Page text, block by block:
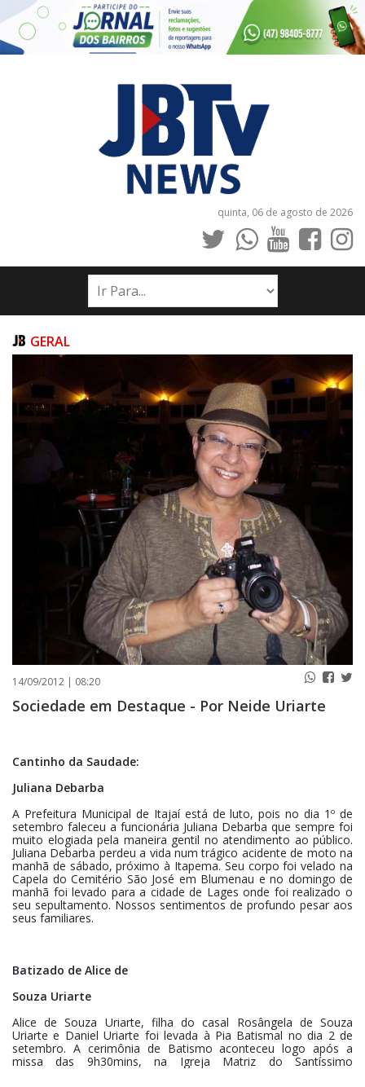
quinta, 06 de agosto de 2026
INÍCIO
NOTÍCIAS
CONTATO
GERAL
14/09/2012 | 08:20
Sociedade em Destaque - Por Neide Uriarte
Cantinho da Saudade:
Juliana Debarba
A Prefeitura Municipal de Itajaí está de luto, pois no dia 1º de
setembro faleceu a funcionária Juliana Debarba que sempre foi
muito elogiada pela maneira gentil no atendimento ao público.
Juliana Debarba perdeu a vida num trágico acidente de moto na
manhã de sábado, próximo à Itapema. Seu corpo foi velado na
Capela do Cemitério São José em Blumenau e no domingo de
manhã foi levado para a cidade de Lages onde foi realizado o
seu sepultamento. Nossos sentimentos de profundo pesar aos
seus familiares.
Batizado de Alice de
Souza Uriarte
Alice de Souza Uriarte, filha do casal Rosângela de Souza
Uriarte e Daniel Uriarte foi levada à Pia Batismal no dia 2 de
setembro. A cerimônia de Batismo aconteceu logo após a
missa das 9h30mins, na Igreja Matriz do Santíssimo